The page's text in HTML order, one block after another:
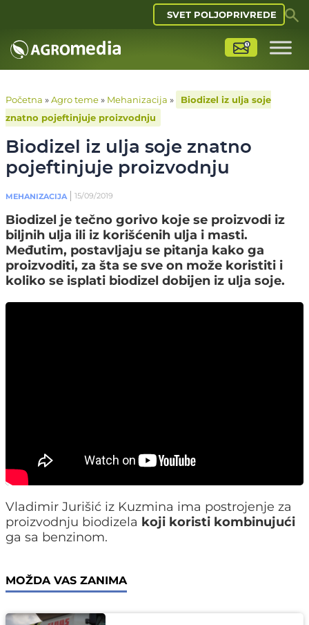
SVET POLJOPRIVREDE
Početna »Agro teme» Mehanizacija »
Biodizel iz ulja soje
znatno pojeftinjuje proizvodnju
Biodizel iz ulja soje znatno
pojeftinjuje proizvodnju
MEHANIZACIJA 15/09/2019
Biodizel je tečno gorivo koje se proizvodi iz
biljnih ulja ili iz korišćenih ulja i masti.
Međutim, postavljaju se pitanja kako ga
proizvoditi, za šta se sve on može koristiti i
koliko se isplati biodizel dobijen iz ulja soje.
Vladimir Jurišić iz Kuzmina ima postrojenje za
proizvodnju biodizela koji koristi kombinujući
ga sa benzinom.
MOŽDA VAS ZANIMA